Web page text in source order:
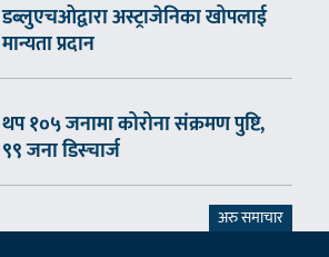
डब्लुएचओद्वारा अस्ट्राजेनिका खोपलाई
मान्यता प्रदान
थप १०५ जनामा कोरोना संक्रमण पुष्टि,
९९ जना डिस्चार्ज
अरु समाचार